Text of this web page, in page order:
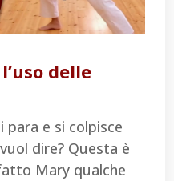
delle
para e si colpisce
dire? Questa è
Mary qualche